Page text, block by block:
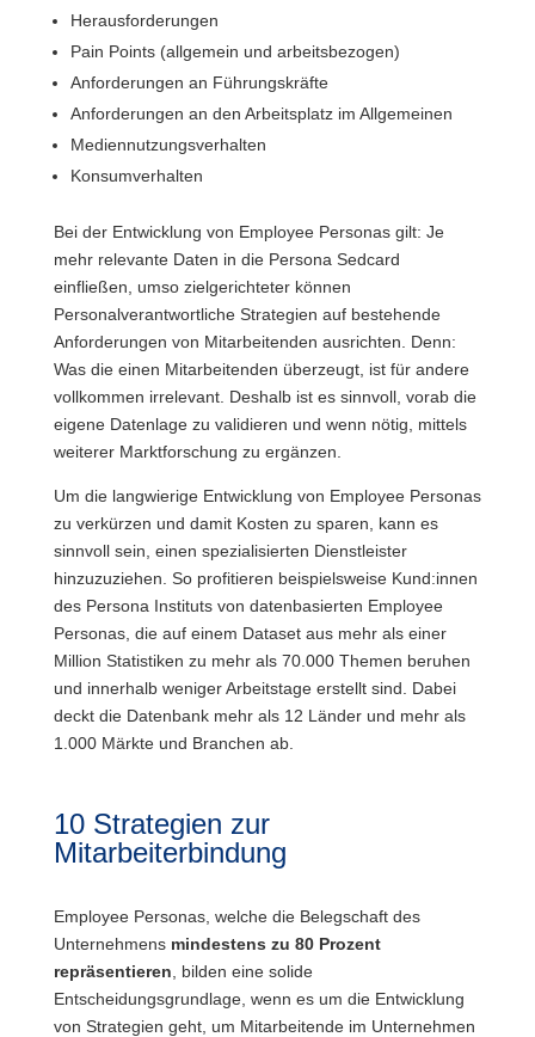
Herausforderungen
Pain Points (allgemein und arbeitsbezogen)
Anforderungen an Führungskräfte
Anforderungen an den Arbeitsplatz im Allgemeinen
Mediennutzungsverhalten
Konsumverhalten
Bei der Entwicklung von Employee Personas gilt: Je
mehr relevante Daten in die Persona Sedcard
einfließen, umso zielgerichteter können
Personalverantwortliche Strategien auf bestehende
Anforderungen von Mitarbeitenden ausrichten. Denn:
Was die einen Mitarbeitenden überzeugt, ist für andere
vollkommen irrelevant. Deshalb ist es sinnvoll, vorab die
eigene Datenlage zu validieren und wenn nötig, mittels
weiterer Marktforschung zu ergänzen.
Um die langwierige Entwicklung von Employee Personas
zu verkürzen und damit Kosten zu sparen, kann es
sinnvoll sein, einen spezialisierten Dienstleister
hinzuzuziehen. So profitieren beispielsweise Kund:innen
des Persona Instituts von datenbasierten Employee
Personas, die auf einem Dataset aus mehr als einer
Million Statistiken zu mehr als 70.000 Themen beruhen
und innerhalb weniger Arbeitstage erstellt sind. Dabei
deckt die Datenbank mehr als 12 Länder und mehr als
1.000 Märkte und Branchen ab.
10 Strategien zur
Mitarbeiterbindung
Employee Personas, welche die Belegschaft des
Unternehmens mindestens zu 80 Prozent
repräsentieren , bilden eine solide
Entscheidungsgrundlage, wenn es um die Entwicklung
von Strategien geht, um Mitarbeitende im Unternehmen